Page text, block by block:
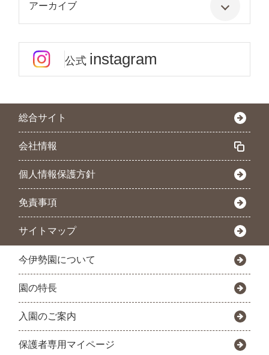
アーカイブ
公式 instagram
総合サイト
会社情報
個人情報保護方針
免責事項
サイトマップ
今伊勢園について
園の特長
入園のご案内
保護者専用マイページ